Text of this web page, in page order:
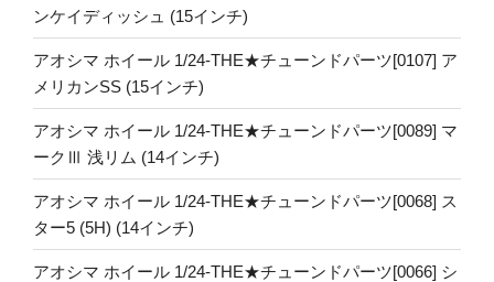
ンケイディッシュ (15インチ)
アオシマ ホイール 1/24-THE★チューンドパーツ[0107] ア
メリカンSS (15インチ)
アオシマ ホイール 1/24-THE★チューンドパーツ[0089] マ
ークⅢ 浅リム (14インチ)
アオシマ ホイール 1/24-THE★チューンドパーツ[0068] ス
ター5 (5H) (14インチ)
アオシマ ホイール 1/24-THE★チューンドパーツ[0066] シ